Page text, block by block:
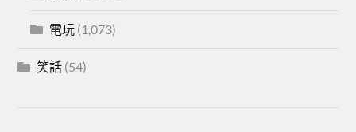
電玩 (1,073)
笑話 (54)